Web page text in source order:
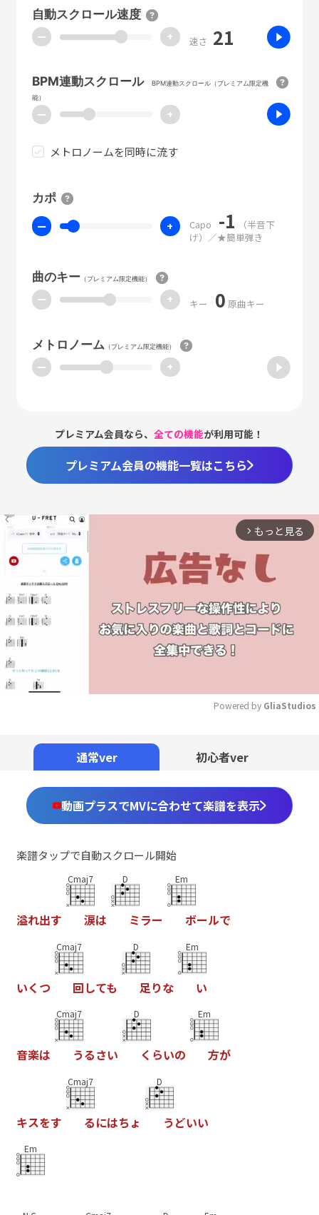
自動スクロール速度
ー + 速さ 21
BPM連動スクロール
BPM連動スクロール（プレミアム限定機
能）
ー +
メトロノームを同時に流す
カポ
ー + Capo -1
（半音下
げ）／★簡単弾き
曲のキー（プレミアム限定機能）
ー + キー 0 原曲キー
メトロノーム （プレミアム限定機能）
ー +
プレミアム会員なら、全ての機能が利用可能！
プレミアム会員の機能一覧はこちら
arrow_forward_ios もっと見る
Powered by GliaStudios
通常ver 初心者ver
動画プラスでMVに合わせて楽譜を表示
楽譜タップで自動スクロール開始
溢れ出す
Cmaj7
涙は
D
ミラー
Em
ボールで
いく つ
Cmaj7
回しても
D
足りな
Em
い
音楽は
Cmaj7
うるさい
D
く らいの
Em
方が
キスをす
Cmaj7
るにはちょ
D
う どいい
Em